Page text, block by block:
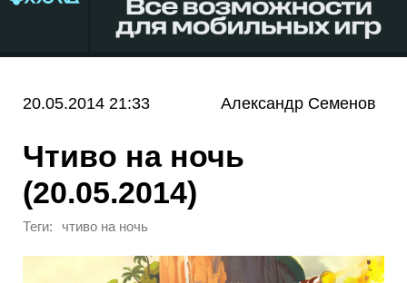
20.05.2014 21:33 Александр Семенов
Чтиво на ночь
(20.05.2014)
Теги: чтиво на ночь